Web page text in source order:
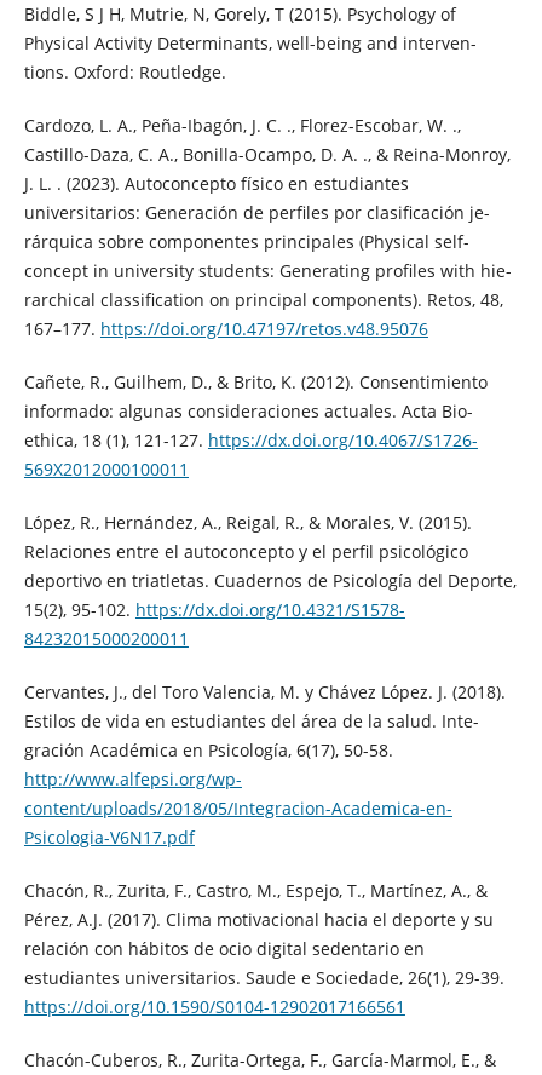
Biddle, S J H, Mutrie, N, Gorely, T (2015). Psychology of
Physical Activity Determinants, well-being and interven-
tions. Oxford: Routledge.
Cardozo, L. A., Peña-Ibagón, J. C. ., Florez-Escobar, W. .,
Castillo-Daza, C. A., Bonilla-Ocampo, D. A. ., & Reina-Monroy,
J. L. . (2023). Autoconcepto físico en estudiantes
universitarios: Generación de perfiles por clasificación je-
rárquica sobre componentes principales (Physical self-
concept in university students: Generating profiles with hie-
rarchical classification on principal components). Retos, 48,
167–177. https://doi.org/10.47197/retos.v48.95076
Cañete, R., Guilhem, D., & Brito, K. (2012). Consentimiento
informado: algunas consideraciones actuales. Acta Bio-
ethica, 18 (1), 121-127. https://dx.doi.org/10.4067/S1726-
569X2012000100011
López, R., Hernández, A., Reigal, R., & Morales, V. (2015).
Relaciones entre el autoconcepto y el perfil psicológico
deportivo en triatletas. Cuadernos de Psicología del Deporte,
15(2), 95-102. https://dx.doi.org/10.4321/S1578-
84232015000200011
Cervantes, J., del Toro Valencia, M. y Chávez López. J. (2018).
Estilos de vida en estudiantes del área de la salud. Inte-
gración Académica en Psicología, 6(17), 50-58.
http://www.alfepsi.org/wp-
content/uploads/2018/05/Integracion-Academica-en-
Psicologia-V6N17.pdf
Chacón, R., Zurita, F., Castro, M., Espejo, T., Martínez, A., &
Pérez, A.J. (2017). Clima motivacional hacia el deporte y su
relación con hábitos de ocio digital sedentario en
estudiantes universitarios. Saude e Sociedade, 26(1), 29-39.
https://doi.org/10.1590/S0104-12902017166561
Chacón-Cuberos, R., Zurita-Ortega, F., García-Marmol, E., &